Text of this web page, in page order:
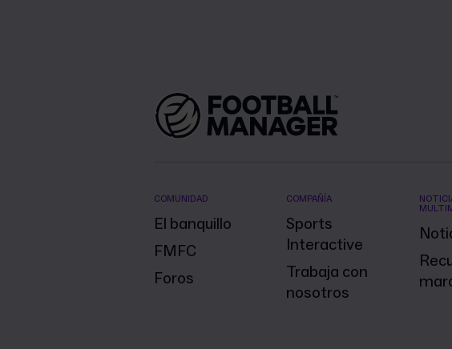
COMUNIDAD
El banquillo
FMFC
Foros
COMPAÑÍA
Sports
Interactive
Trabaja con
nosotros